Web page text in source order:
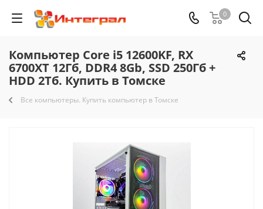
0
Компьютер Core i5 12600KF, RX
6700XT 12Гб, DDR4 8Gb, SSD 250Гб +
HDD 2Тб. Купить в Томске
Все компьютеры. Купить компьютер в Томске